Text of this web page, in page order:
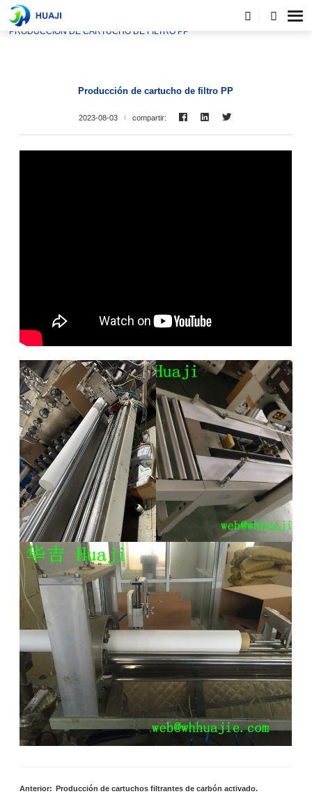
HOGAR
PRODUCCIÓN DE CARTUCHO DE FILTRO PP
Producción de cartucho de filtro PP
2023-08-03 compartir:
Anterior: Producción de cartuchos filtrantes de carbón activado.